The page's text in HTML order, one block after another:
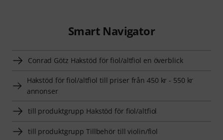
Smart Navigator
Conrad Götz Hakstöd för fiol/altfiol en överblick
Hakstöd för fiol/altfiol till priser från 450 kr - 550 kr
annonser
till produktgrupp Hakstöd för fiol/altfiol
till produktgrupp Tillbehör till violin/fiol